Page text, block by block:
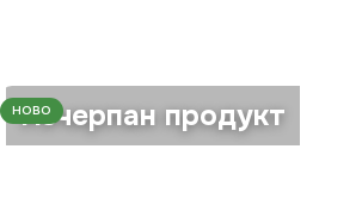
НОВО
Изчерпан продукт